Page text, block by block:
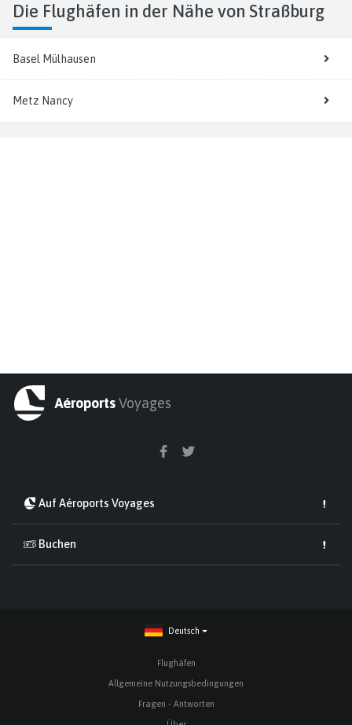
Die Flughäfen in der Nähe von Straßburg
Basel Mülhausen
Metz Nancy
AéroportsVoyages
Auf Aéroports Voyages
Buchen
Deutsch
Flughäfen
Allgemeine Nutzungsbedingungen
Fragen - Antworten